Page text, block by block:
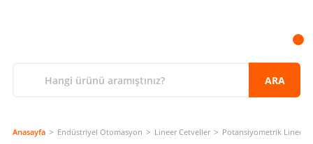
ARA
Anasayfa Endüstriyel Otomasyon Lineer Cetveller Potansiyometrik Lineer